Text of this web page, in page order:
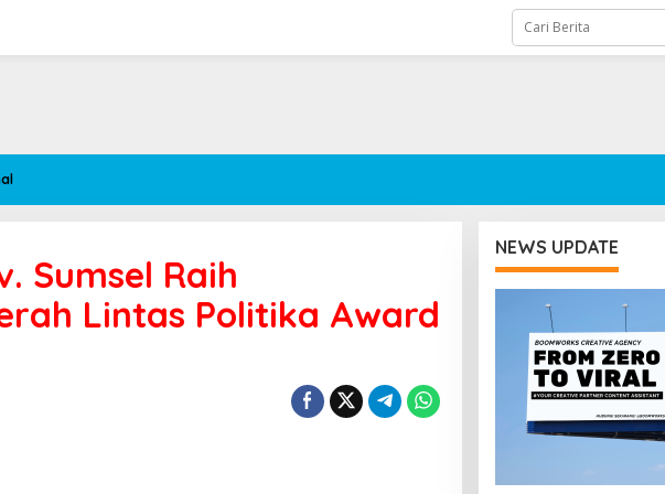
Sumsel Raih
Lintas Politika Award
NEWS UPDATE